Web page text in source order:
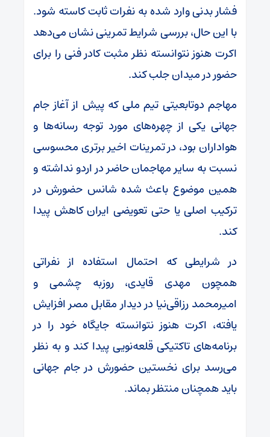
فشار بدنی وارد شده به نفرات ثابت کاسته شود.
با این حال، بررسی شرایط تمرینی نشان می‌دهد
اکرت هنوز نتوانسته نظر مثبت کادر فنی را برای
حضور در میدان جلب کند.
مهاجم دوتابعیتی تیم ملی که پیش از آغاز جام
جهانی یکی از چهره‌های مورد توجه رسانه‌ها و
هواداران بود، در تمرینات اخیر برتری محسوسی
نسبت به سایر مهاجمان حاضر در اردو نداشته و
همین موضوع باعث شده شانس حضورش در
ترکیب اصلی یا حتی تعویضی ایران کاهش پیدا
کند.
در شرایطی که احتمال استفاده از نفراتی
همچون مهدی قایدی، روزبه چشمی و
امیرمحمد رزاقی‌نیا در دیدار مقابل مصر افزایش
یافته، اکرت هنوز نتوانسته جایگاه خود را در
برنامه‌های تاکتیکی قلعه‌نویی پیدا کند و به نظر
می‌رسد برای نخستین حضورش در جام جهانی
باید همچنان منتظر بماند.